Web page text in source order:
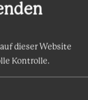
dieser Website
Kontrolle.